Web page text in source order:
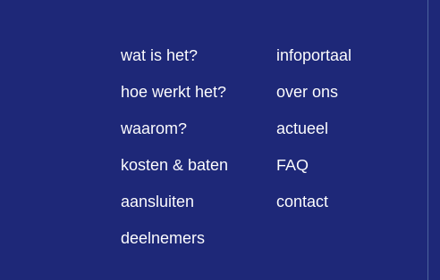
wat is het?
hoe werkt het?
waarom?
kosten & baten
aansluiten
deelnemers
infoportaal
over ons
actueel
FAQ
contact